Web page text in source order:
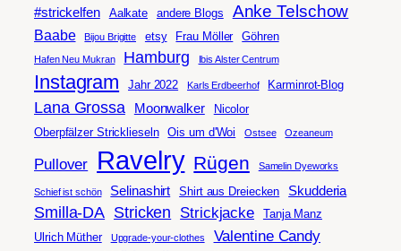
#strickelfen
Aalkate andere Blogs Anke Telschow
Baabe Bijou Brigitte etsy Frau Möller Göhren
Hafen Neu Mukran Hamburg Ibis Alster Centrum
Instagram Jahr 2022 Karls Erdbeerhof Karminrot-Blog
Lana Grossa Moonwalker
Nicolor
Oberpfälzer Stricklieseln
Ois um d'Woi Ostsee Ozeaneum
Pullover Ravelry Rügen Samelin Dyeworks
Schief ist schön Selinashirt Shirt aus Dreiecken Skudderia
Smilla-DA Stricken Strickjacke
Tanja Manz
Ulrich Müther
Upgrade-your-clothes Valentine Candy